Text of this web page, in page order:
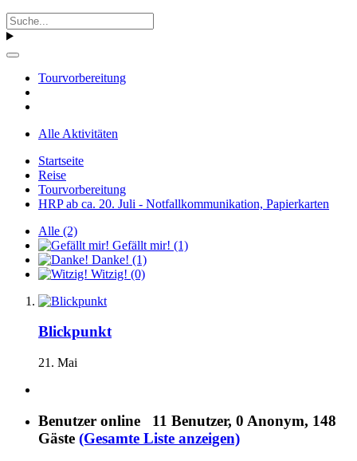
Tourvorbereitung
Alle Aktivitäten
Startseite
Reise
Tourvorbereitung
HRP ab ca. 20. Juli - Notfallkommunikation, Papierkarten
Alle (2)
Gefällt mir! (1)
Danke! (1)
Witzig! (0)
Blickpunkt
21. Mai
Benutzer online 11 Benutzer, 0 Anonym, 148
Gäste (Gesamte Liste anzeigen)